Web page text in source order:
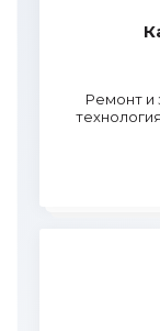
Ремонт и